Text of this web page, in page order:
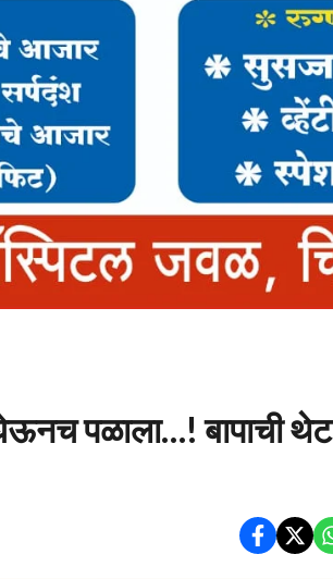
घेऊनच पळाला…! बापाची थेट